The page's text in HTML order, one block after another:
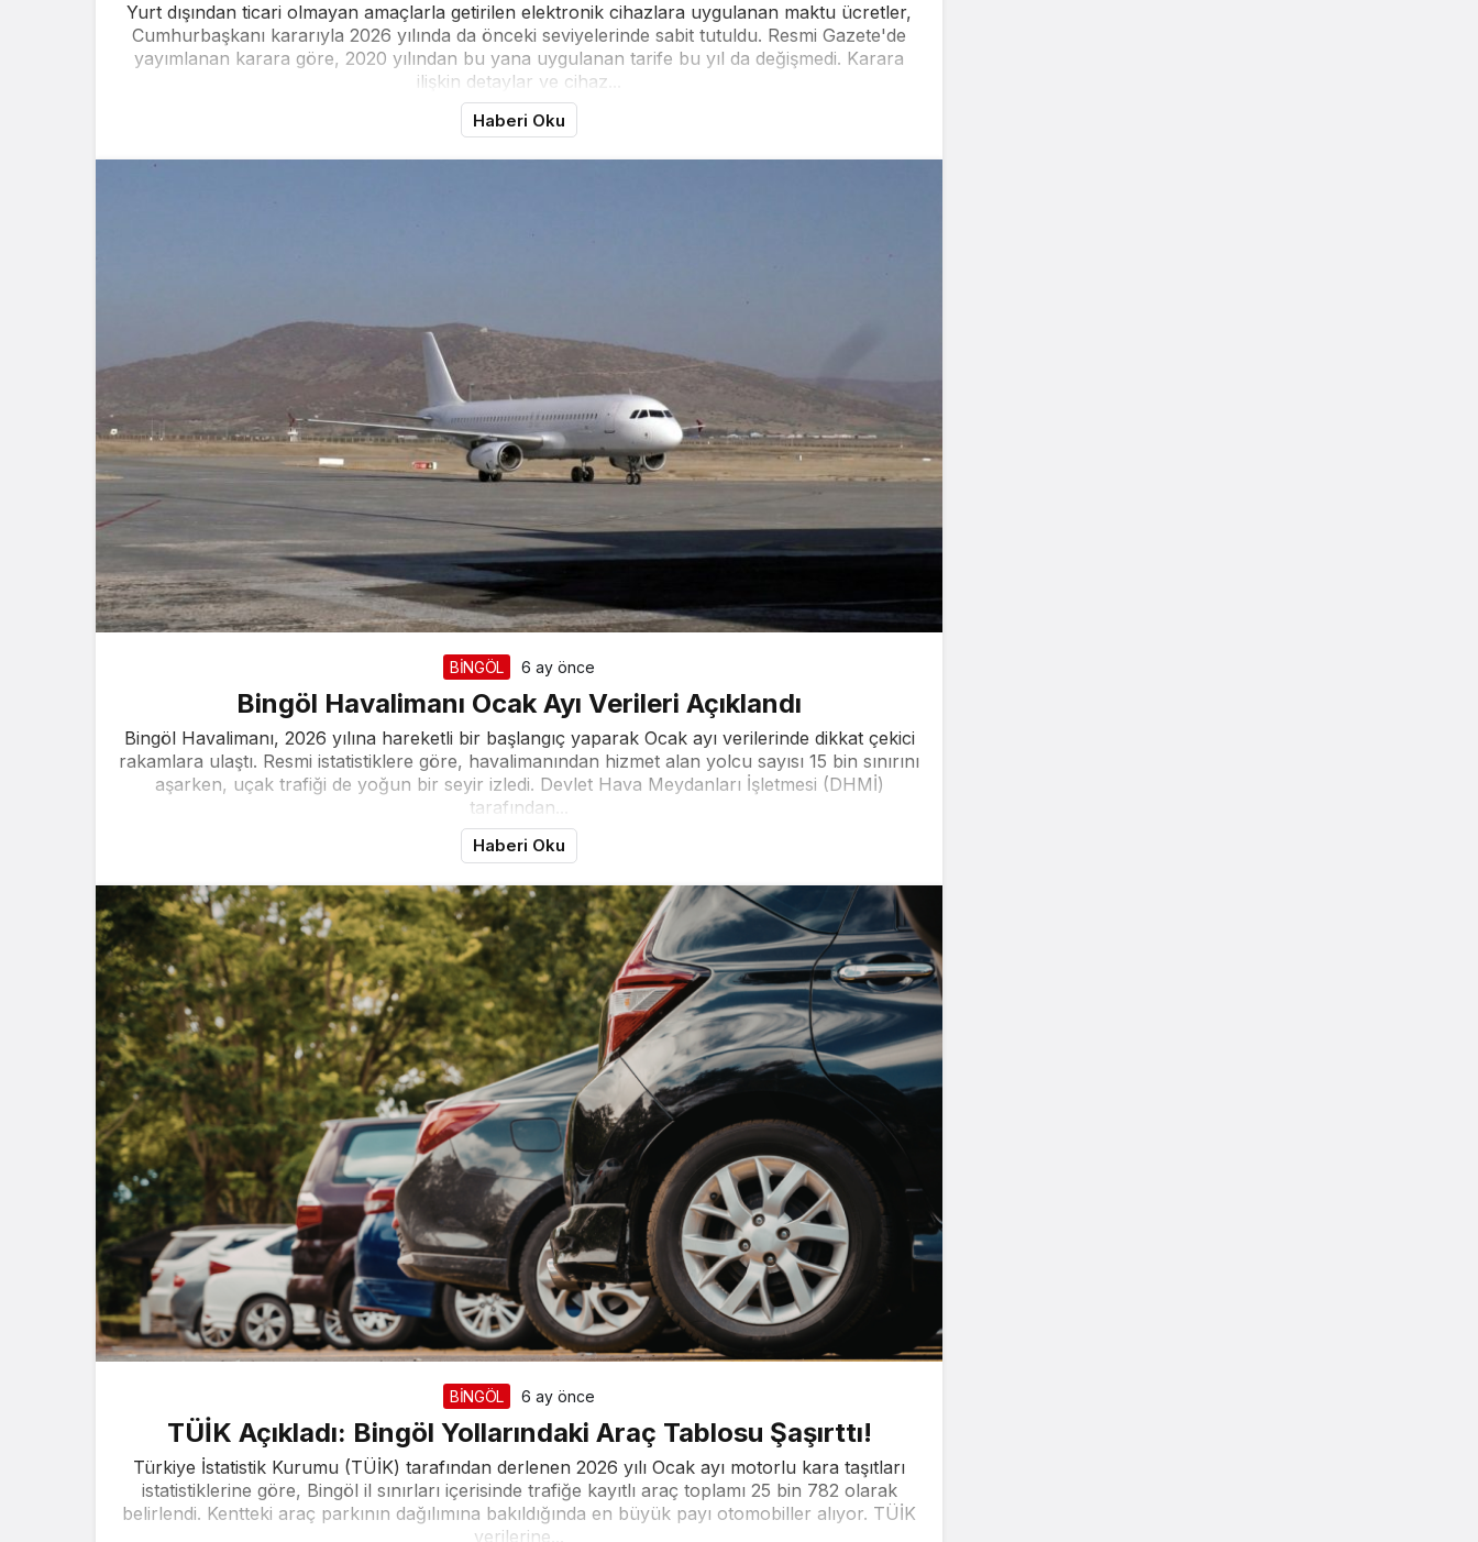
Yurt dışından ticari olmayan amaçlarla getirilen elektronik cihazlara uygulanan maktu ücretler,
Cumhurbaşkanı kararıyla 2026 yılında da önceki seviyelerinde sabit tutuldu. Resmi Gazete'de
yayımlanan karara göre, 2020 yılından bu yana uygulanan tarife bu yıl da değişmedi. Karara
ilişkin detaylar ve cihaz...
Haberi Oku
BİNGÖL 6 ay önce
Bingöl Havalimanı Ocak Ayı Verileri Açıklandı
Bingöl Havalimanı, 2026 yılına hareketli bir başlangıç yaparak Ocak ayı verilerinde dikkat çekici
rakamlara ulaştı. Resmi istatistiklere göre, havalimanından hizmet alan yolcu sayısı 15 bin sınırını
aşarken, uçak trafiği de yoğun bir seyir izledi. Devlet Hava Meydanları İşletmesi (DHMİ)
tarafından...
Haberi Oku
BİNGÖL 6 ay önce
TÜİK Açıkladı: Bingöl Yollarındaki Araç Tablosu Şaşırttı!
Türkiye İstatistik Kurumu (TÜİK) tarafından derlenen 2026 yılı Ocak ayı motorlu kara taşıtları
istatistiklerine göre, Bingöl il sınırları içerisinde trafiğe kayıtlı araç toplamı 25 bin 782 olarak
belirlendi. Kentteki araç parkının dağılımına bakıldığında en büyük payı otomobiller alıyor. TÜİK
verilerine...
Facebook Twitter